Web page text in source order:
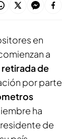
en
a
retirada de
por parte
ha
de